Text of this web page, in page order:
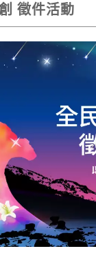
徵件活動